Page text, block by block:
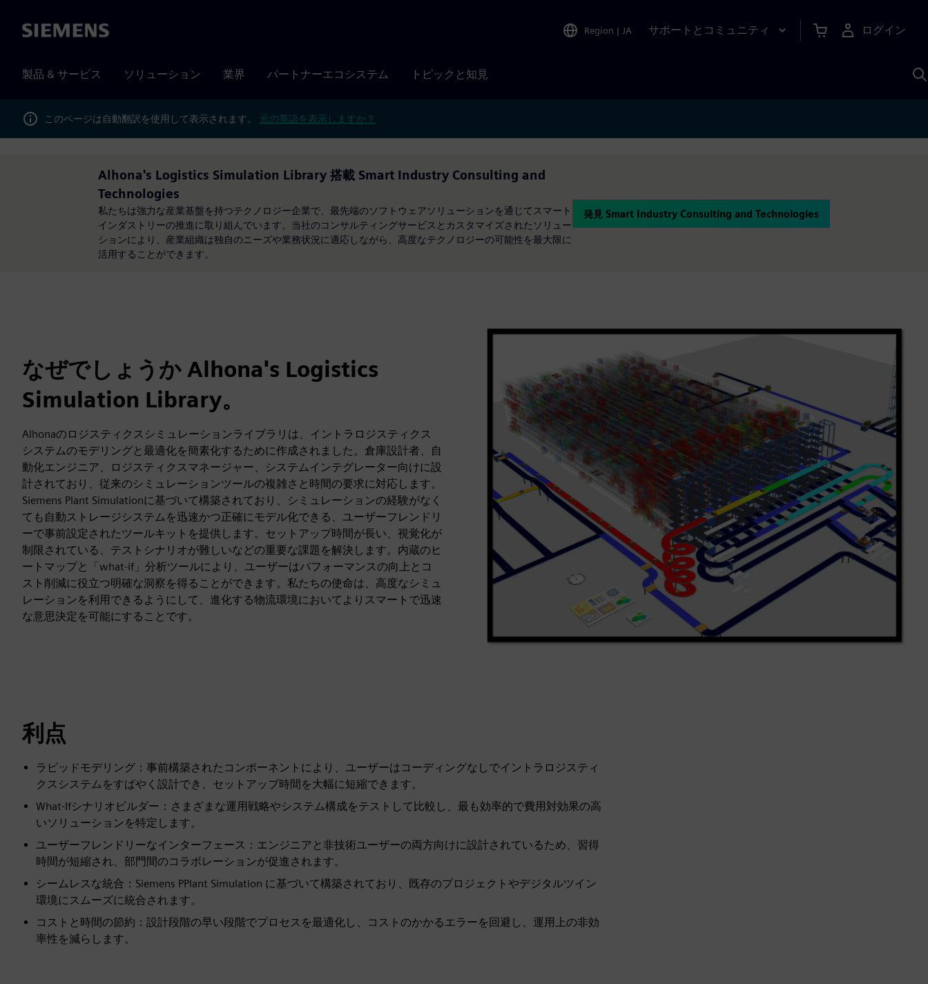
Siemens Region | JA サポートとコミュニティ ログイン
製品 & サービス ソリューション 業界 パートナーエコシステム トピックと知見
このページは自動翻訳を使用して表示されます。 元の英語を表示しますか？
Alhona's Logistics Simulation Library 搭載 Smart Industry Consulting and
Technologies
私たちは強力な産業基盤を持つテクノロジー企業で、最先端のソフトウェアソリューションを通じてスマート
インダストリーの推進に取り組んでいます。当社のコンサルティングサービスとカスタマイズされたソリュー
ションにより、産業組織は独自のニーズや業務状況に適応しながら、高度なテクノロジーの可能性を最大限に
活用することができます。
発見 Smart Industry Consulting and Technologies
なぜでしょうか Alhona's Logistics
Simulation Library。
Alhonaのロジスティクスシミュレーションライブラリは、イントラロジスティクス
システムのモデリングと最適化を簡素化するために作成されました。倉庫設計者、自
動化エンジニア、ロジスティクスマネージャー、システムインテグレーター向けに設
計されており、従来のシミュレーションツールの複雑さと時間の要求に対応します。
Siemens Plant Simulationに基づいて構築されており、シミュレーションの経験がなく
ても自動ストレージシステムを迅速かつ正確にモデル化できる、ユーザーフレンドリ
ーで事前設定されたツールキットを提供します。セットアップ時間が長い、視覚化が
制限されている、テストシナリオが難しいなどの重要な課題を解決します。内蔵のヒ
ートマップと「what-if」分析ツールにより、ユーザーはパフォーマンスの向上とコ
スト削減に役立つ明確な洞察を得ることができます。私たちの使命は、高度なシミュ
レーションを利用できるようにして、進化する物流環境においてよりスマートで迅速
な意思決定を可能にすることです。
利点
ラピッドモデリング：事前構築されたコンポーネントにより、ユーザーはコーディングなしでイントラロジスティ
クスシステムをすばやく設計でき、セットアップ時間を大幅に短縮できます。
What-Ifシナリオビルダー：さまざまな運用戦略やシステム構成をテストして比較し、最も効率的で費用対効果の高
いソリューションを特定します。
ユーザーフレンドリーなインターフェース：エンジニアと非技術ユーザーの両方向けに設計されているため、習得
時間が短縮され、部門間のコラボレーションが促進されます。
シームレスな統合：Siemens PPlant Simulation に基づいて構築されており、既存のプロジェクトやデジタルツイン
環境にスムーズに統合されます。
コストと時間の節約：設計段階の早い段階でプロセスを最適化し、コストのかかるエラーを回避し、運用上の非効
率性を減らします。